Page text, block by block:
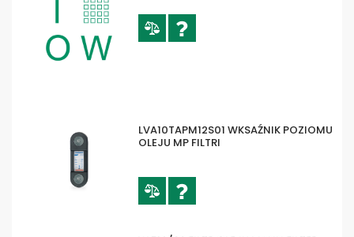
LVA10TAPM12S01 WKSAŹNIK POZIOMU
OLEJU MP FILTRI